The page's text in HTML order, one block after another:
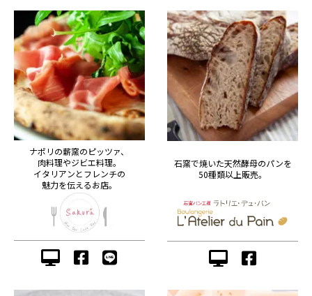
ナポリの薪窯のピッツァ、
肉料理やジビエ料理。
イタリアンとフレンチの
魅力を伝えるお店。
石窯で焼いた天然酵母のパンを
50種類以上販売。